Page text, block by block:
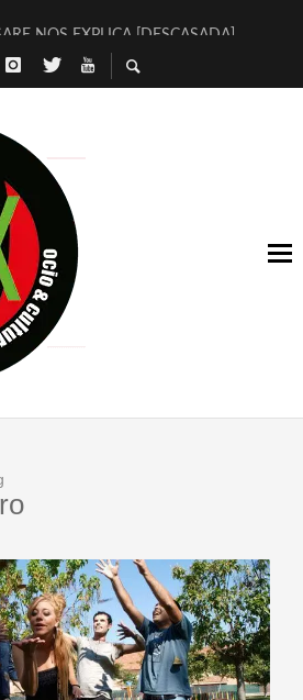
NOS EXPLICA [DESCASADA]
TENGO PUTOS SUEÑOS»
DE JAVIER CALVO Y JAVIER AMBROSSI
CORRIENDO A ARANDA
PRESENTA [LAS PALMERAS] (NOVELA
DE RODRIGO SOROGOYEN
IVÁN HUMANES POR [EL LIBRO ROJO]
ARRABAL, ARRABAL, ARRABEAUX